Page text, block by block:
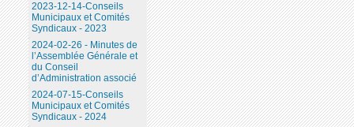
2023-12-14-Conseils
Municipaux et Comités
Syndicaux - 2023
2024-02-26 - Minutes de
l’Assemblée Générale et
du Conseil
d’Administration associé
2024-07-15-Conseils
Municipaux et Comités
Syndicaux - 2024